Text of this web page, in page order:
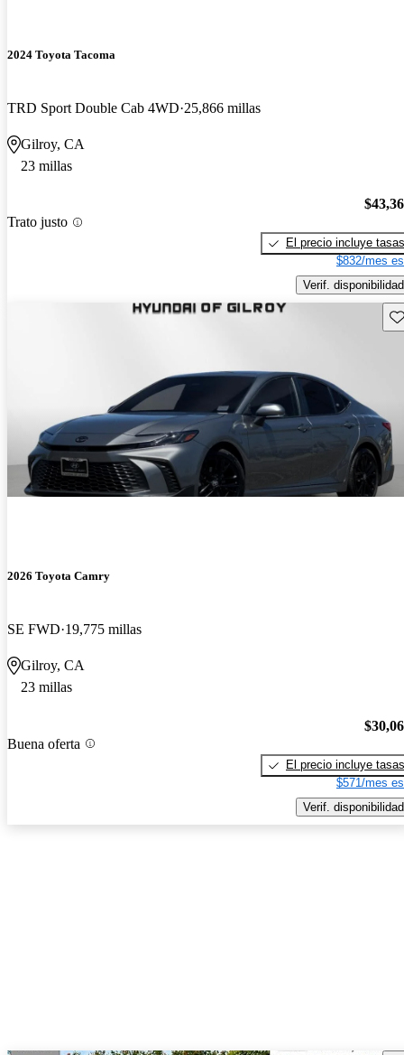
2024 Toyota Tacoma
TRD Sport Double Cab 4WD 25,866 millas
Gilroy, CA
23 millas
Trato justo
El precio incluye tasas
$832/mes
Verif. disponibilidad
2026 Toyota Camry
SE FWD 19,775 millas
Gilroy, CA
23 millas
Buena oferta
El precio incluye tasas
$571/mes
Verif. disponibilidad